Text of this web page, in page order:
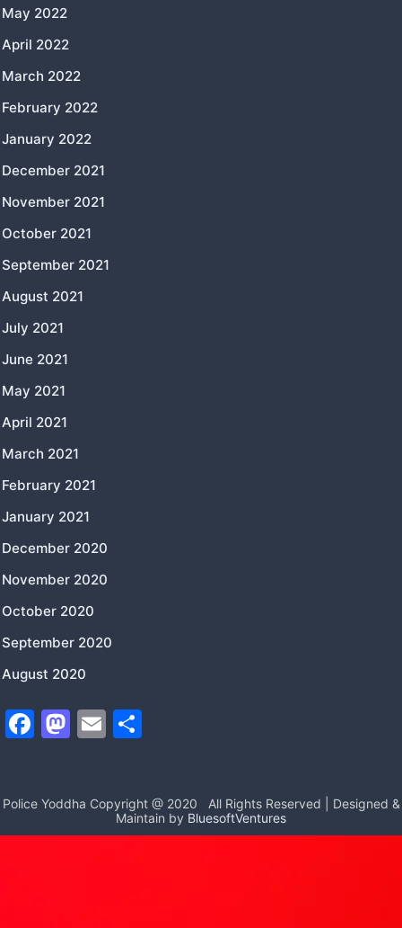
May 2022
April 2022
March 2022
February 2022
January 2022
December 2021
November 2021
October 2021
September 2021
August 2021
July 2021
June 2021
May 2021
April 2021
March 2021
February 2021
January 2021
December 2020
November 2020
October 2020
September 2020
August 2020
F
e
b
M
o
d
E
l
e
Police Yoddha Copyright @ 2020
All Rights Reserved | Designed &
Maintain by BluesoftVentures